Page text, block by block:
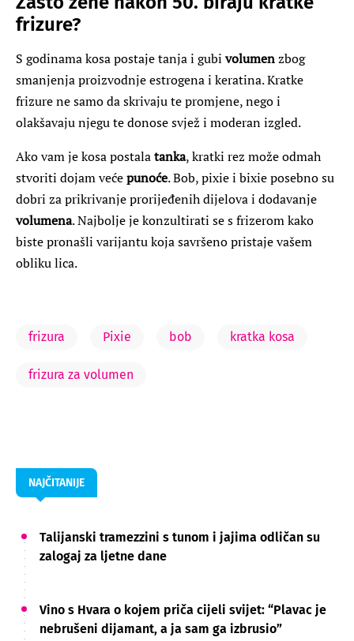
frizure?
S godinama kosa postaje tanja i gubivolumenzbog
smanjenja proizvodnje estrogena i keratina. Kratke
frizure ne samo da skrivaju te promjene, nego i
olakšavaju njegu te donose svjež i moderan izgled.
Ako vam je kosa postalatanka, kratki rez može odmah
stvoriti dojam većepunoće. Bob, pixie i bixie posebno su
dobri za prikrivanje prorijeđenih dijelova i dodavanje
volumena. Najbolje je konzultirati se s frizerom kako
biste pronašli varijantu koja savršeno pristaje vašem
obliku lica.
frizura Pixie bob kratka kosa
frizura za volumen
NAJČITANIJE
Talijanski tramezzini s tunom i jajima odličan su
zalogaj za ljetne dane
Vino s Hvara o kojem priča cijeli svijet: “Plavac je
nebrušeni dijamant, a ja sam ga izbrusio”